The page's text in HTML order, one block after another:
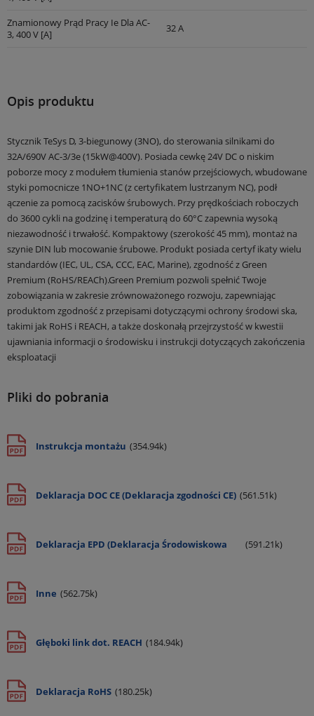
Znamionowy Prąd Pracy Ie Dla AC-
3, 400 V [A]
32 A
Opis produktu
Stycznik TeSys D, 3-biegunowy (3NO), do sterowania silnikami do
32A/690V AC-3/3e (15kW@400V). Posiada cewkę 24V DC o niskim
poborze mocy z modułem tłumienia stanów przejściowych, wbudowane
styki pomocnicze 1NO+1NC (z certyfikatem lustrzanym NC), podł
ączenie za pomocą zacisków śrubowych. Przy prędkościach roboczych
do 3600 cykli na godzinę i temperaturą do 60°C zapewnia wysoką
niezawodność i trwałość. Kompaktowy (szerokość 45 mm), montaż na
szynie DIN lub mocowanie śrubowe. Produkt posiada certyf ikaty wielu
standardów (IEC, UL, CSA, CCC, EAC, Marine), zgodność z Green
Premium (RoHS/REACh).Green Premium pozwoli spełnić Twoje
zobowiązania w zakresie zrównoważonego rozwoju, zapewniając
produktom zgodność z przepisami dotyczącymi ochrony środowi ska,
takimi jak RoHS i REACH, a także doskonałą przejrzystość w kwestii
ujawniania informacji o środowisku i instrukcji dotyczących zakończenia
eksploatacji
Pliki do pobrania
Instrukcja montażu (354.94k)
Deklaracja DOC CE (Deklaracja zgodności CE) (561.51k)
Deklaracja EPD (Deklaracja Środowiskowa
(591.21k)
Inne (562.75k)
Głęboki link dot. REACH (184.94k)
Deklaracja RoHS (180.25k)